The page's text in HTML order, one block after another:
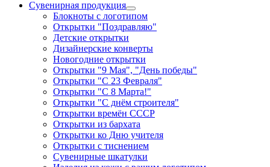
Сувенирная продукция
Блокноты с логотипом
Открытки "Поздравляю"
Детские открытки
Дизайнерские конверты
Новогодние открытки
Открытки "9 Мая", "День победы"
Открытки "С 23 Февраля"
Открытки "С 8 Марта!"
Открытки "С днём строителя"
Открытки времён СССР
Открытки из бархата
Открытки ко Дню учителя
Открытки с тиснением
Сувенирные шкатулки